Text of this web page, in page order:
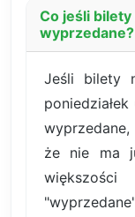
Co jeśli
wyprzedane?
Jeśli bilety
że nie ma